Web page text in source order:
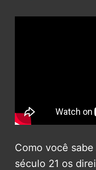
Como você
século 21 os